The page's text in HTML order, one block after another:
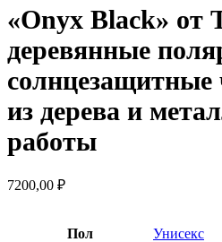
«Onyx Black» от
деревянные
из дерева и
работы
7200,00 ₽
Пол Унисекс